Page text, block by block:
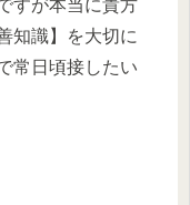
すが本当に貴方
知識】を大切に
常日頃接したい